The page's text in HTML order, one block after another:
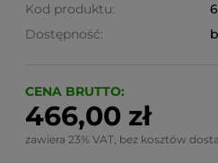
Kod produktu:
Dostępność:
CENA BRUTTO:
466,00 zł
zawiera 23% VAT, bez kosztów